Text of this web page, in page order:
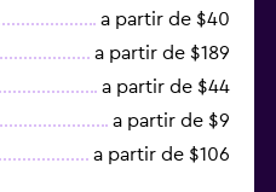
a partir de $40
a partir de $189
a partir de $44
a partir de $9
a partir de $106